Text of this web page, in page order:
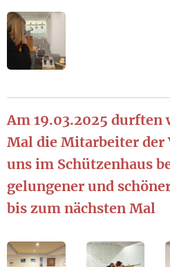
Am 19.03.2025
Mal die Mitarbeiter der
uns im Schützenhaus
gelungener und
bis zum nächsten Mal